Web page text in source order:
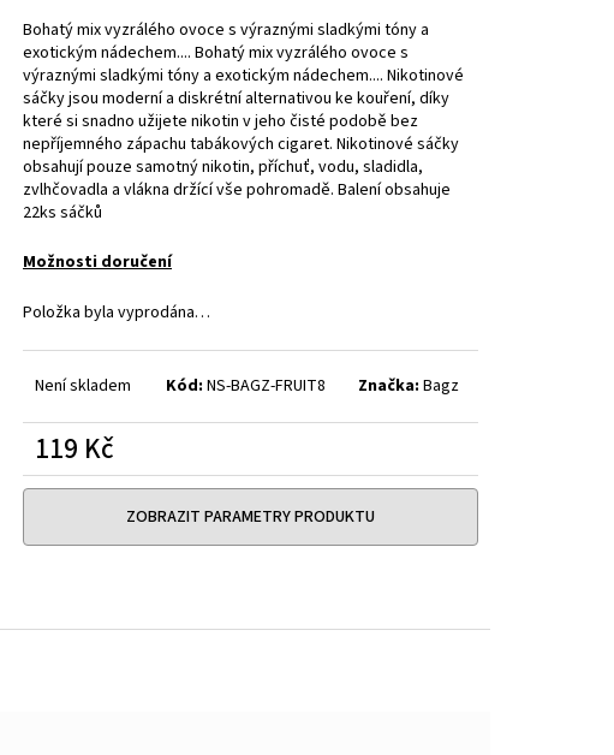
Bohatý mix vyzrálého ovoce s výraznými sladkými tóny a
exotickým nádechem.... Bohatý mix vyzrálého ovoce s
výraznými sladkými tóny a exotickým nádechem.... Nikotinové
sáčky jsou moderní a diskrétní alternativou ke kouření, díky
které si snadno užijete nikotin v jeho čisté podobě bez
nepříjemného zápachu tabákových cigaret. Nikotinové sáčky
obsahují pouze samotný nikotin, příchuť, vodu, sladidla,
zvlhčovadla a vlákna držící vše pohromadě. Balení obsahuje
22ks sáčků
Možnosti doručení
Položka byla vyprodána…
Není skladem Kód: NS-BAGZ-FRUIT8 Značka: Bagz
119 Kč
Měrná
cena:
ZOBRAZIT PARAMETRY PRODUKTU
Následující
DESERT SHIP 10ML 3MG
195 Kč